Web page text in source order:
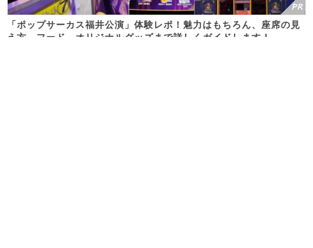
「ポップサーカス福井公演」体験レポ！魅力はもちろん、座席の見
え方、フード、オリジナルグッズまで詳しくガイドします！